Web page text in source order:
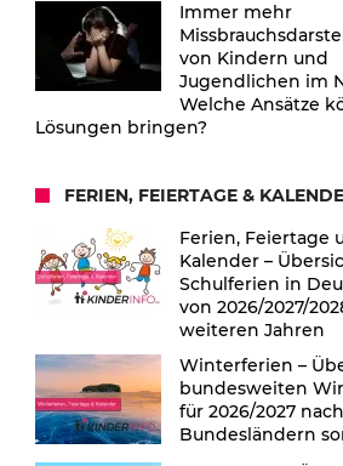
Immer mehr
von Kindern und
Jugendlichen im
Welche Ansätze
Lösungen bringen?
FERIEN, FEIERTAGE &
Ferien, Feiertage
Kalender –
Schulferien in
von 2026/2027/
weiteren Jahren
Winterferien –
bundesweiten
für 2026/2027 nach
Bundesländern